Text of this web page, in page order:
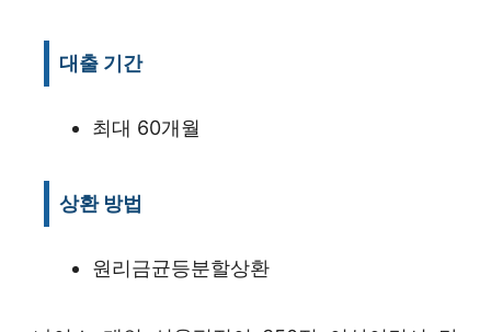
대출 기간
최대 60개월
상환 방법
원리금균등분할상환